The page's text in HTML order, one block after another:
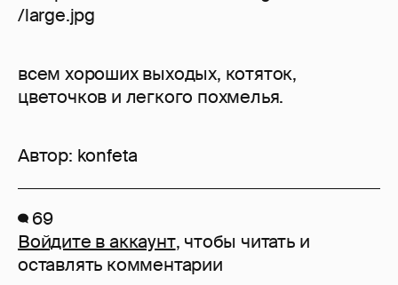
всем хороших выходых, котяток,
цветочков и легкого похмелья.
Автор: konfeta
69
Войдите в аккаунт, чтобы читать и
оставлять комментарии